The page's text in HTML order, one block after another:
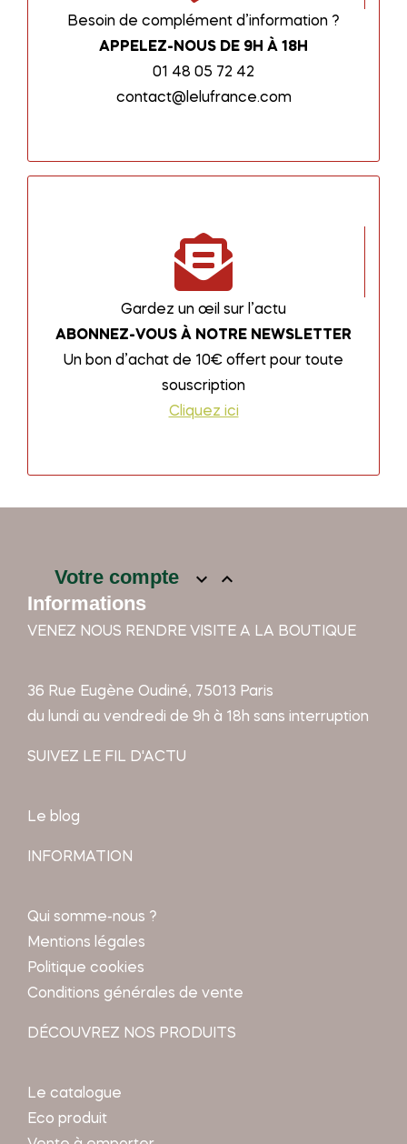
Besoin de complément d’information ?
APPELEZ-NOUS DE 9H À 18H
01 48 05 72 42
contact@lelufrance.com
Gardez un œil sur l’actu
ABONNEZ-VOUS À NOTRE NEWSLETTER
Un bon d’achat de 10€ offert pour toute
souscription
Cliquez ici
Votre compte  
Informations
VENEZ NOUS RENDRE VISITE A LA BOUTIQUE
36 Rue Eugène Oudiné, 75013 Paris
du lundi au vendredi de 9h à 18h sans interruption
SUIVEZ LE FIL D'ACTU
Le blog
INFORMATION
Qui somme-nous ?
Mentions légales
Politique cookies
Conditions générales de vente
DÉCOUVREZ NOS PRODUITS
Le catalogue
Eco produit